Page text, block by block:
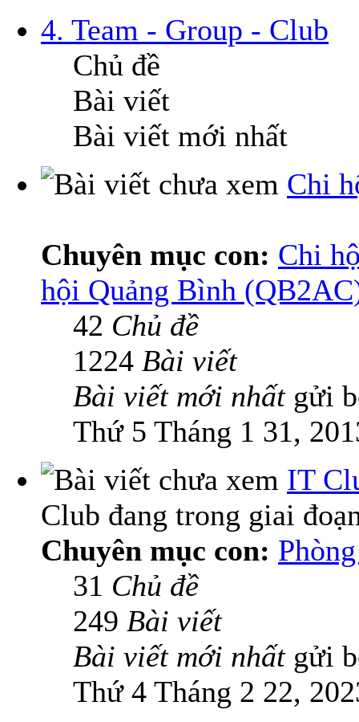
4. Team - Group - Club
Chủ đề
Bài viết
Bài viết mới nhất
Chi
Chuyên mục con: Chi
hội Quảng Bình
42 Chủ đề
1224 Bài viết
Bài viết mới nhấtgửi
Thứ 5 Tháng 1 31,
IT
Club đang trong giai
Chuyên mục con:
31 Chủ đề
249 Bài viết
Bài viết mới nhấtgửi
Thứ 4 Tháng 2 22,